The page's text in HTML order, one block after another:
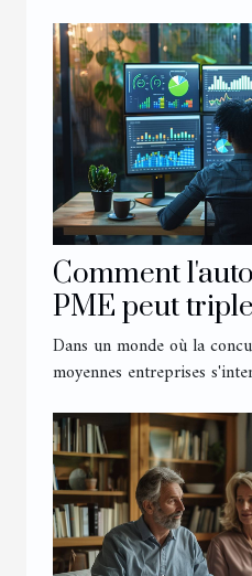
Comment
PME peut
Dans un monde où la
moyennes entreprises